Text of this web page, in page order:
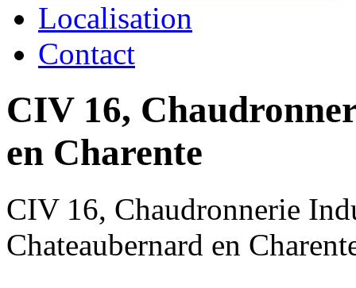
Localisation
Contact
CIV 16,
en Charente
CIV 16, Chaudronnerie
Chateaubernard en